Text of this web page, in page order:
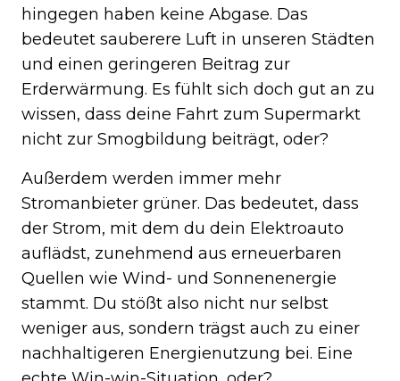
hingegen haben keine Abgase. Das
bedeutet sauberere Luft in unseren Städten
und einen geringeren Beitrag zur
Erderwärmung. Es fühlt sich doch gut an zu
wissen, dass deine Fahrt zum Supermarkt
nicht zur Smogbildung beiträgt, oder?
Außerdem werden immer mehr
Stromanbieter grüner. Das bedeutet, dass
der Strom, mit dem du dein Elektroauto
auflädst, zunehmend aus erneuerbaren
Quellen wie Wind- und Sonnenenergie
stammt. Du stößt also nicht nur selbst
weniger aus, sondern trägst auch zu einer
nachhaltigeren Energienutzung bei. Eine